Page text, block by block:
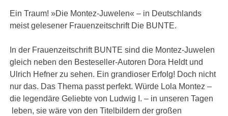
Ein Traum! »Die Montez-Juwelen« – in Deutschlands
meist gelesener Frauenzeitschrift Die BUNTE.
In der Frauenzeitschrift BUNTE sind die Montez-Juwelen
gleich neben den Besteseller-Autoren Dora Heldt und
Ulrich Hefner zu sehen. Ein grandioser Erfolg! Doch nicht
nur das. Das Thema passt perfekt. Würde Lola Montez –
die legendäre Geliebte von Ludwig I. – in unseren Tagen
leben, sie wäre von den Titelbildern der großen